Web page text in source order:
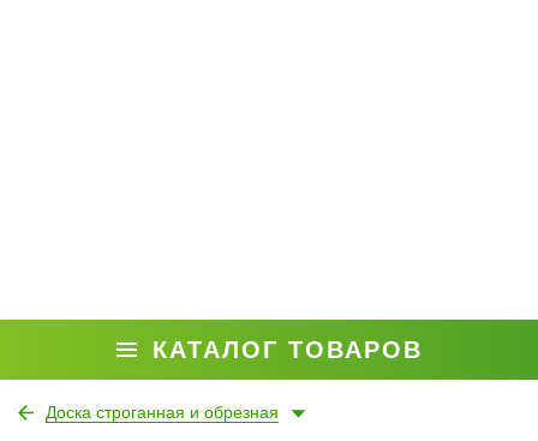
КАТАЛОГ ТОВАРОВ
Доска строганная и обрезная